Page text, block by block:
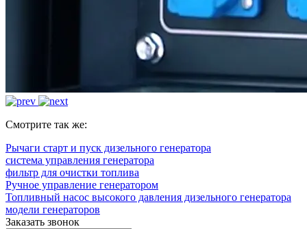
Смотрите так же:
Рычаги старт и пуск дизельного генератора
система управления генератора
фильтр для очистки топлива
Ручное управление генератором
Топливный насос высокого давления дизельного генератора
модели генераторов
Заказать звонок